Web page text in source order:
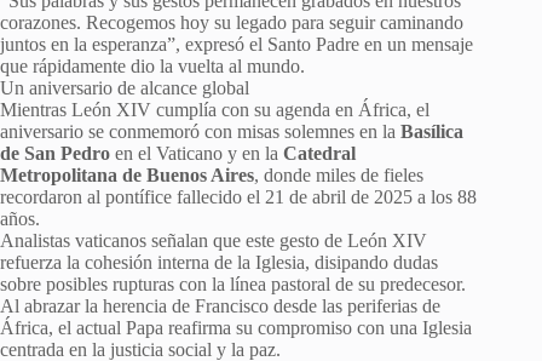
corazones. Recogemos hoy su legado para seguir caminando
juntos en la esperanza”, expresó el Santo Padre en un mensaje
que rápidamente dio la vuelta al mundo.
Un aniversario de alcance global
Mientras León XIV cumplía con su agenda en África, el
aniversario se conmemoró con misas solemnes en la Basílica
de San Pedro en el Vaticano y en la Catedral
Metropolitana de Buenos Aires, donde miles de fieles
recordaron al pontífice fallecido el 21 de abril de 2025 a los 88
años.
Analistas vaticanos señalan que este gesto de León XIV
refuerza la cohesión interna de la Iglesia, disipando dudas
sobre posibles rupturas con la línea pastoral de su predecesor.
Al abrazar la herencia de Francisco desde las periferias de
África, el actual Papa reafirma su compromiso con una Iglesia
centrada en la justicia social y la paz.